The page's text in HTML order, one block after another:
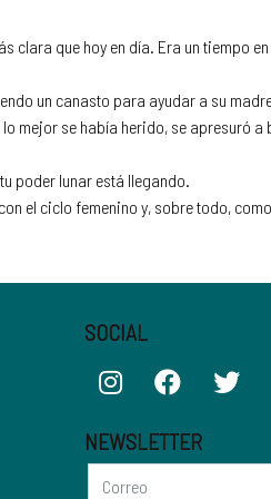
clara que hoy en día. Era un tiempo
un canasto para ayudar a su
mejor se había herido, se apresuró a
poder lunar está llegando.
el ciclo femenino y, sobre todo,
SOCIAL
NEWSLETTER